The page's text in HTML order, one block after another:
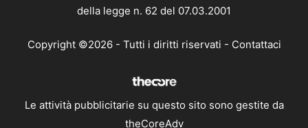
della legge n. 62 del 07.03.2001
Copyright ©2026 - Tutti i diritti riservati - Contattaci
Le attività pubblicitarie su questo sito sono gestite da
theCoreAdv